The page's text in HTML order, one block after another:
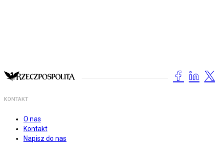
KONTAKT
O nas
Kontakt
Napisz do nas